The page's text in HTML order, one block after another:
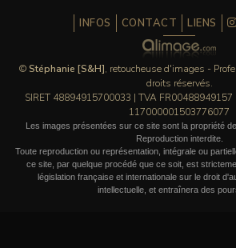
INFOS CONTACT LIENS
©Stéphanie [S&H], retoucheuse d'images -
droits réservés.
SIRET 48894915700033 | TVA FR00488949157
117000001503776077
Les images présentées sur ce site sont la propriété
Reproduction interdite.
Toute reproduction ou représentation, intégrale ou
ce site, par quelque procédé que ce soit, est
législation française et internationale sur le droit
intellectuelle, et entraînera des